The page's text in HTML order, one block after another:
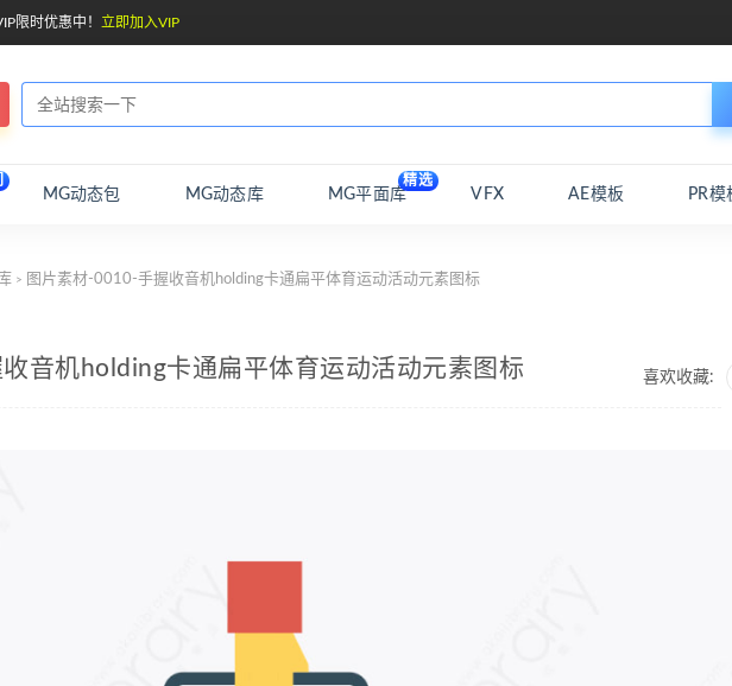
限时优惠中！ 立即加入VIP
MG动态包 MG动态库 MG平面库
精选
VFX AE模板 PR模
> 图片素材-0010-手握收音机holding卡通扁平体育运动活动元素图标
喜欢收藏:
音机holding卡通扁平体育运动活动元素图标